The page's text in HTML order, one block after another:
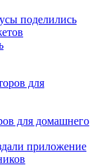
поделились
для домашнего